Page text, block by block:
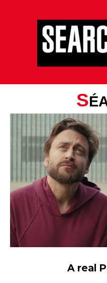
S
A real